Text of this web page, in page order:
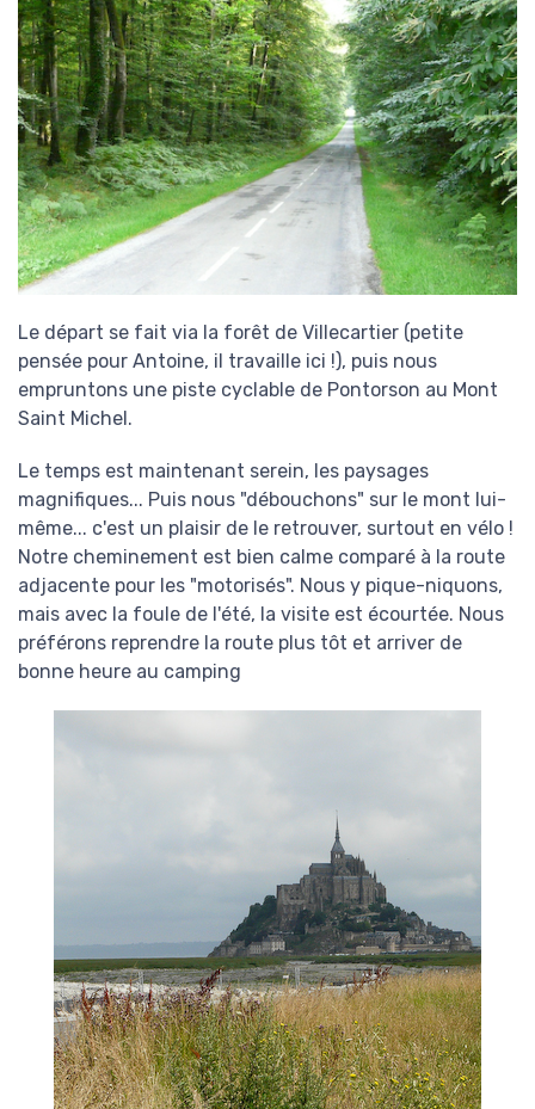
Le départ se fait via la forêt de Villecartier (petite
pensée pour Antoine, il travaille ici !), puis nous
empruntons une piste cyclable de Pontorson au Mont
Saint Michel.
Le temps est maintenant serein, les paysages
magnifiques... Puis nous "débouchons" sur le mont lui-
même... c'est un plaisir de le retrouver, surtout en vélo !
Notre cheminement est bien calme comparé à la route
adjacente pour les "motorisés". Nous y pique-niquons,
mais avec la foule de l'été, la visite est écourtée. Nous
préférons reprendre la route plus tôt et arriver de
bonne heure au camping